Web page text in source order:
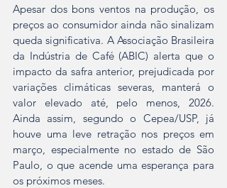
Apesar dos bons ventos na produção, os
preços ao consumidor ainda não sinalizam
queda significativa. A Associação Brasileira
da Indústria de Café (ABIC) alerta que o
impacto da safra anterior, prejudicada por
variações climáticas severas, manterá o
valor elevado até, pelo menos, 2026.
Ainda assim, segundo o Cepea/USP, já
houve uma leve retração nos preços em
março, especialmente no estado de São
Paulo, o que acende uma esperança para
os próximos meses.